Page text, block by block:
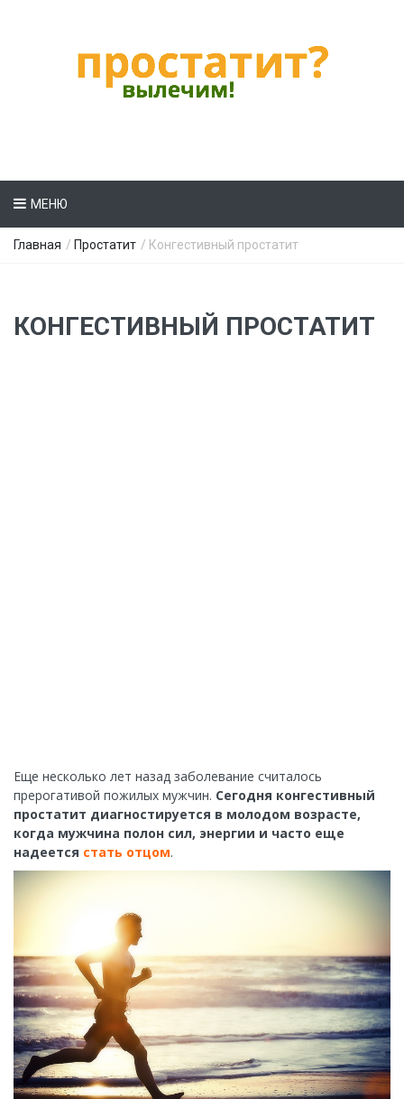
МЕНЮ
Главная / Простатит / Конгестивный простатит
КОНГЕСТИВНЫЙ ПРОСТАТИТ
Еще несколько лет назад заболевание считалось
прерогативой пожилых мужчин. Сегодня конгестивный
простатит диагностируется в молодом возрасте,
когда мужчина полон сил, энергии и часто еще
надеется стать отцом.